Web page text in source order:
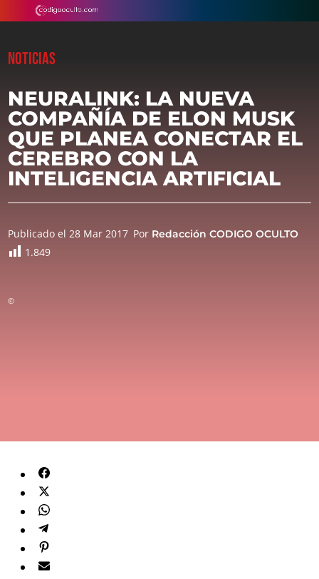
NOTICIAS
NEURALINK: LA NUEVA
COMPAÑÍA DE ELON MUSK
QUE PLANEA CONECTAR EL
CEREBRO CON LA
INTELIGENCIA ARTIFICIAL
Publicado el 28 Mar 2017 Por Redacción CODIGO OCULTO
1.849
©